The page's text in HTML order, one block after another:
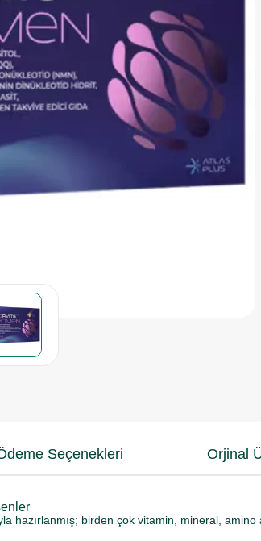
Seçenekleri Orjinal
hazırlanmış; birden çok vitamin, mineral,